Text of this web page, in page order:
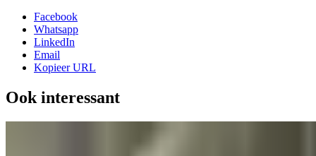
Facebook
Whatsapp
LinkedIn
Email
Kopieer URL
Ook interessant